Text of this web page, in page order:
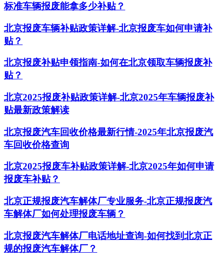
标准车辆报废能拿多少补贴？
北京报废车辆补贴政策详解-北京报废车如何申请补
贴？
北京报废补贴申领指南-如何在北京领取车辆报废补
贴？
北京2025报废补贴政策详解-北京2025年车辆报废补
贴最新政策解读
北京报废汽车回收价格最新行情-2025年北京报废汽
车回收价格查询
北京2025报废车补贴政策详解-北京2025年如何申请
报废车补贴？
北京正规报废汽车解体厂专业服务-北京正规报废汽
车解体厂如何处理报废车辆？
北京报废汽车解体厂电话地址查询-如何找到北京正
规的报废汽车解体厂？